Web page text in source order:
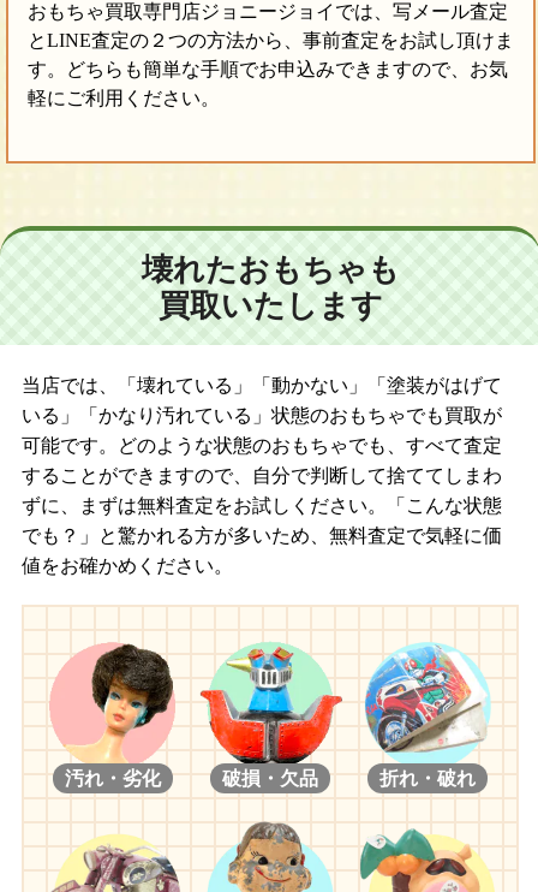
おもちゃ買取専門店ジョニージョイでは、写メール査定
とLINE査定の２つの方法から、事前査定をお試し頂けま
す。どちらも簡単な手順でお申込みできますので、お気
軽にご利用ください。
壊れたおもちゃも
買取いたします
当店では、「壊れている」「動かない」「塗装がはげて
いる」「かなり汚れている」状態のおもちゃでも買取が
可能です。どのような状態のおもちゃでも、すべて査定
することができますので、自分で判断して捨ててしまわ
ずに、まずは無料査定をお試しください。「こんな状態
でも？」と驚かれる方が多いため、無料査定で気軽に価
値をお確かめください。
汚れ・劣化 破損・欠品 折れ・破れ